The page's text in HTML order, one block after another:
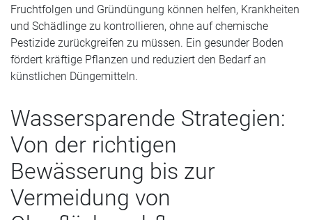
Fruchtfolgen und Gründüngung können helfen, Krankheiten
und Schädlinge zu kontrollieren, ohne auf chemische
Pestizide zurückgreifen zu müssen. Ein gesunder Boden
fördert kräftige Pflanzen und reduziert den Bedarf an
künstlichen Düngemitteln.
Wassersparende Strategien:
Von der richtigen
Bewässerung bis zur
Vermeidung von